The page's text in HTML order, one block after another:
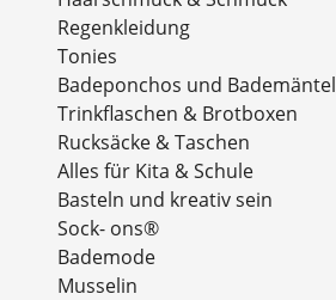
Regenkleidung
Tonies
Badeponchos und Bademäntel
Trinkflaschen & Brotboxen
Rucksäcke & Taschen
Alles für Kita & Schule
Basteln und kreativ sein
Sock- ons®
Bademode
Musselin